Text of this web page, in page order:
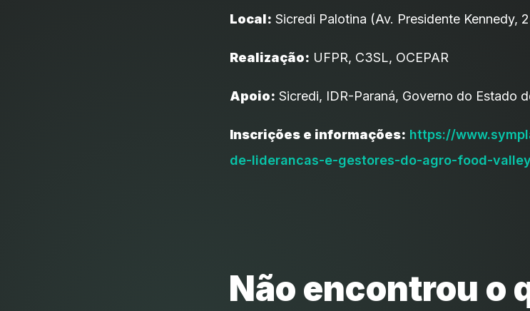
Local: Sicredi Palotina (Av. Presidente Kennedy,
Realização: UFPR, C3SL, OCEPAR
Apoio: Sicredi, IDR-Paraná, Governo do Estado
Inscrições e informações: https://
de-liderancas-e-gestores-do-agro-food-
Não encontrou o